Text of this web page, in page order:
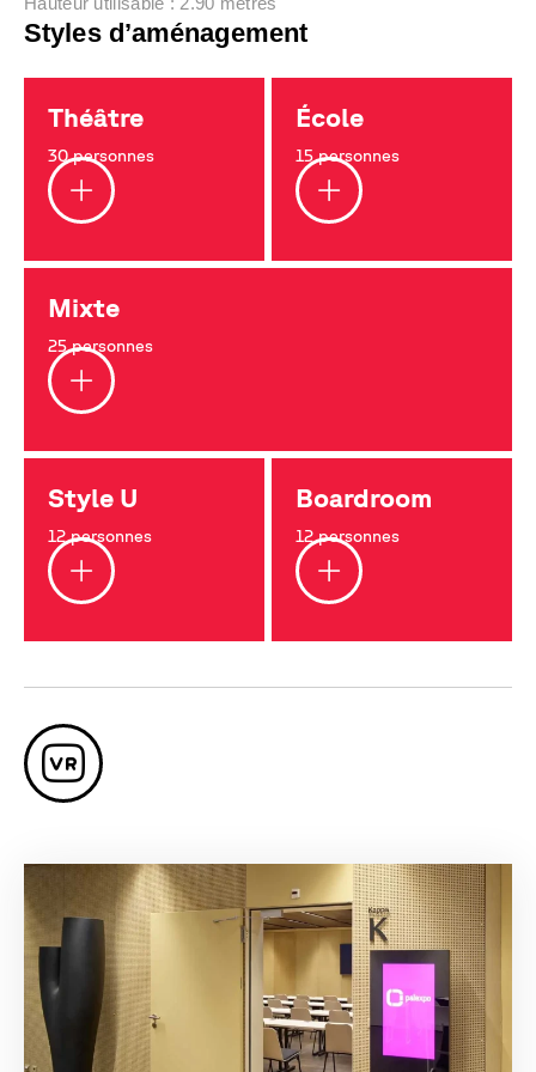
Styles d’aménagement
Théâtre
30 personnes
École
15 personnes
Mixte
25 personnes
Style U
12 personnes
Boardroom
12 personnes